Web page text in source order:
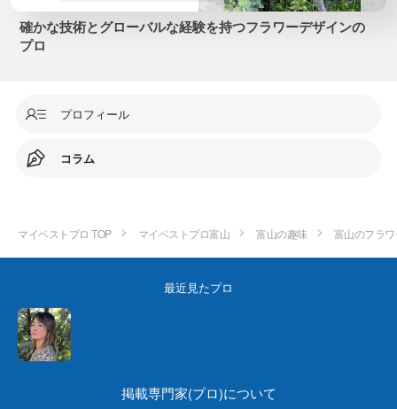
確かな技術とグローバルな経験を持つフラワーデザインの
プロ
プロフィール
コラム
マイベストプロ TOP マイベストプロ富山 富山の趣味 富山のフラ
最近見たプロ
掲載専門家(プロ)について